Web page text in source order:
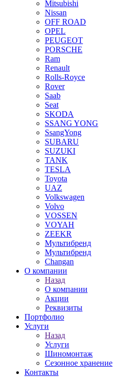
Mitsubishi
Nissan
OFF ROAD
OPEL
PEUGEOT
PORSCHE
Ram
Renault
Rolls-Royce
Rover
Saab
Seat
SKODA
SSANG YONG
SsangYong
SUBARU
SUZUKI
TANK
TESLA
Toyota
UAZ
Volkswagen
Volvo
VOSSEN
VOYAH
ZEEKR
Мультибренд
Мультибренд
Сhangan
О компании
Назад
О компании
Акции
Реквизиты
Портфолио
Услуги
Назад
Услуги
Шиномонтаж
Сезонное хранение
Контакты